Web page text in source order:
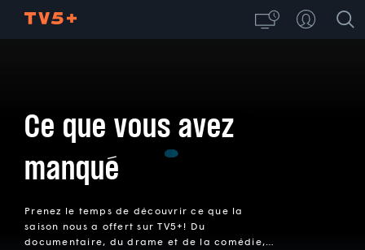
Ce que vous avez
manqué
Prenez le temps de découvrir ce que la
saison nous a offert sur TV5+! Du
documentaire, du drame et de la comédie, il